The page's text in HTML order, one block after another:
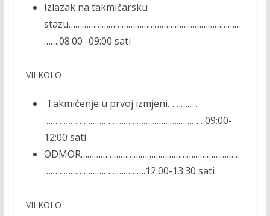
Izlazak na takmičarsku
stazu……………………………………………………………………
…….08:00 -09:00 sati
VII KOLO
Takmičenje u prvoj izmjeni…………..
…………………………………………………….…………09:00-
12:00 sati
ODMOR………………………………………………………………
……………………………………….12:00-13:30 sati
VII KOLO